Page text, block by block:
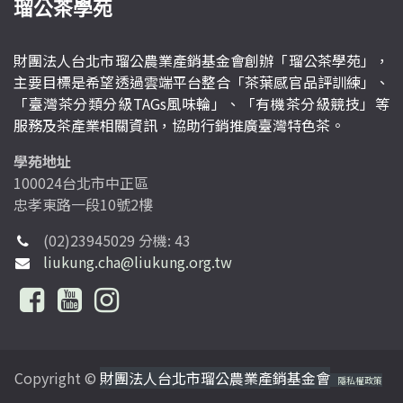
瑠公茶學苑
財團法人台北市瑠公農業產銷基金會創辦「瑠公茶學苑」，
主要目標是希望透過雲端平台整合「茶葉感官品評訓練」、
「臺灣茶分類分級TAGs風味輪」、「有機茶分級競技」等
服務及茶產業相關資訊，協助行銷推廣臺灣特色茶。
學苑地址
100024台北市中正區
忠孝東路一段10號2樓
(02)23945029 分機: 43
liukung.cha@liukung.org.tw
Copyright © 財團法人台北市瑠公農業產銷基金會 隱私權政策